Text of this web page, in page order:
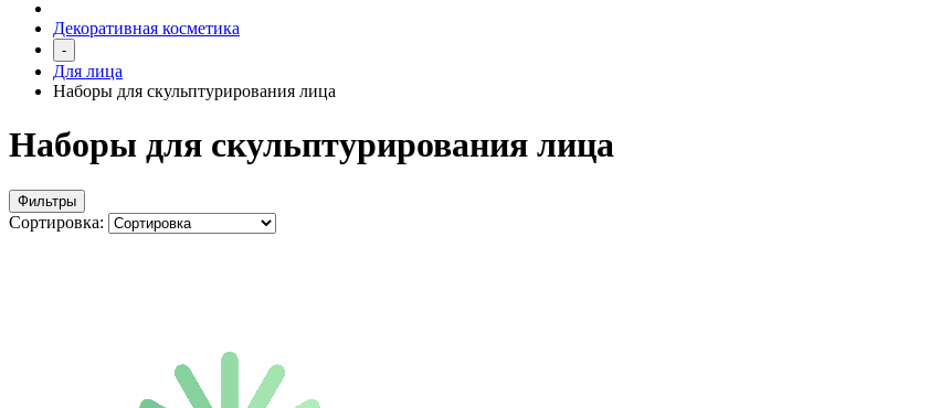
Декоративная косметика
-
Для лица
Наборы для скульптурирования лица
Наборы для скульптурирования лица
Фильтры
Сортировка: